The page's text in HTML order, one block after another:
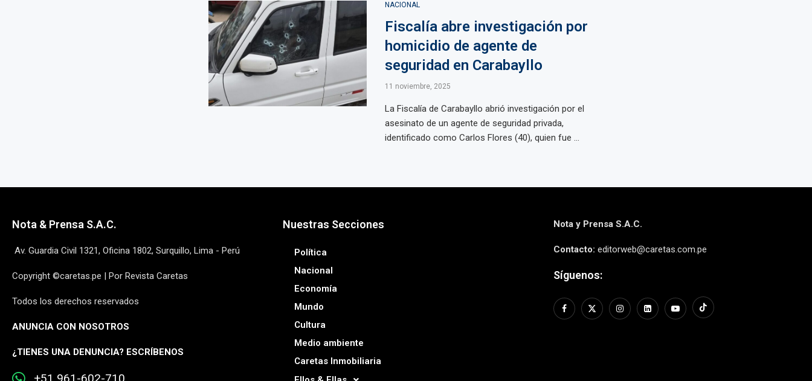
NACIONAL
Fiscalía abre investigación por
homicidio de agente de
seguridad en Carabayllo
11 noviembre, 2025
La Fiscalía de Carabayllo abrió investigación por el
asesinato de un agente de seguridad privada,
identificado como Carlos Flores (40), quien fue ...
Nota & Prensa S.A.C.
Av. Guardia Civil 1321, Oficina 1802, Surquillo, Lima - Perú
Copyright ©caretas.pe | Por Revista Caretas
Todos los derechos reservados
ANUNCIA CON NOSOTROS
¿TIENES UNA DENUNCIA? ESCRÍBENOS
Nuestras Secciones
Política
Nacional
Economía
Mundo
Cultura
Medio ambiente
Caretas Inmobiliaria
Nota y Prensa S.A.C.
Contacto: editorweb@caretas.com.pe
Síguenos: